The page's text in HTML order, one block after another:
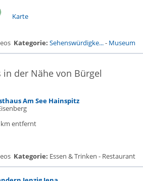
Karte
Kategorie: Sehenswürdigke...- Museum
der Nähe von Bürgel
Am See Hainspitz
km entfernt
Kategorie: Essen & Trinken - Restaurant